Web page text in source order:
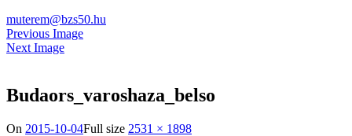
muterem@bzs50.hu
Previous Image
Next Image
Budaors_varoshaza_belso
On 2015-10-04Full size 2531 × 1898